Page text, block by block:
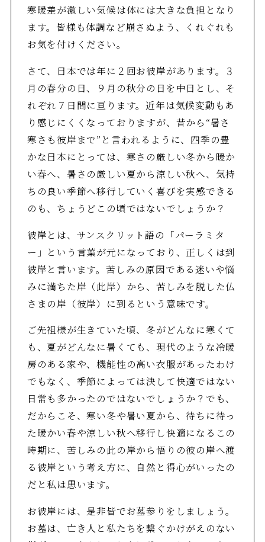
寒暖差が激しい気候は体には大きな負担となり
ます。皆様も体調など崩さぬよう、くれぐれも
お気を付けください。
さて、日本では年に２回お彼岸があります。３
月の春分の日、９月の秋分の日を中日とし、そ
れぞれ７日間に亘ります。近年は気候変動もあ
り感じにくくなっておりますが、昔から“暑さ
寒さも彼岸まで”と言われるように、四季の豊
かな日本にとっては、寒さの厳しい冬から暖か
い春へ、暑さの厳しい夏から涼しい秋へ、気持
ちの良い季節へ移行していく喜びを実感できる
のも、ちょうどこの頃ではないでしょうか？
彼岸とは、サンスクリット語の「パーラミタ
ー」という言葉が元になっており、正しくは到
彼岸と言います。苦しみの原因である迷いや悩
みに満ちた岸（此岸）から、苦しみを脱した仏
さまの岸（彼岸）に到るという意味です。
ご先祖様が生きていた頃、冬がどんなに寒くて
も、夏がどんなに暑くても、現代のような冷暖
房のある家や、機能性の高い衣服があったわけ
でもなく、季節によっては決して快適ではない
日常も多かったのではないでしょうか？でも、
だからこそ、寒い冬や暑い夏から、待ちに待っ
た暖かい春や涼しい秋へ移行し快適になるこの
時期に、苦しみの此の岸から悟りの彼の岸へ渡
る彼岸という考え方に、自然と得心がいったの
だと私は思います。
お彼岸には、是非皆でお墓参りをしましょう。
お墓は、亡き人と私たちを繋ぐかけがえのない